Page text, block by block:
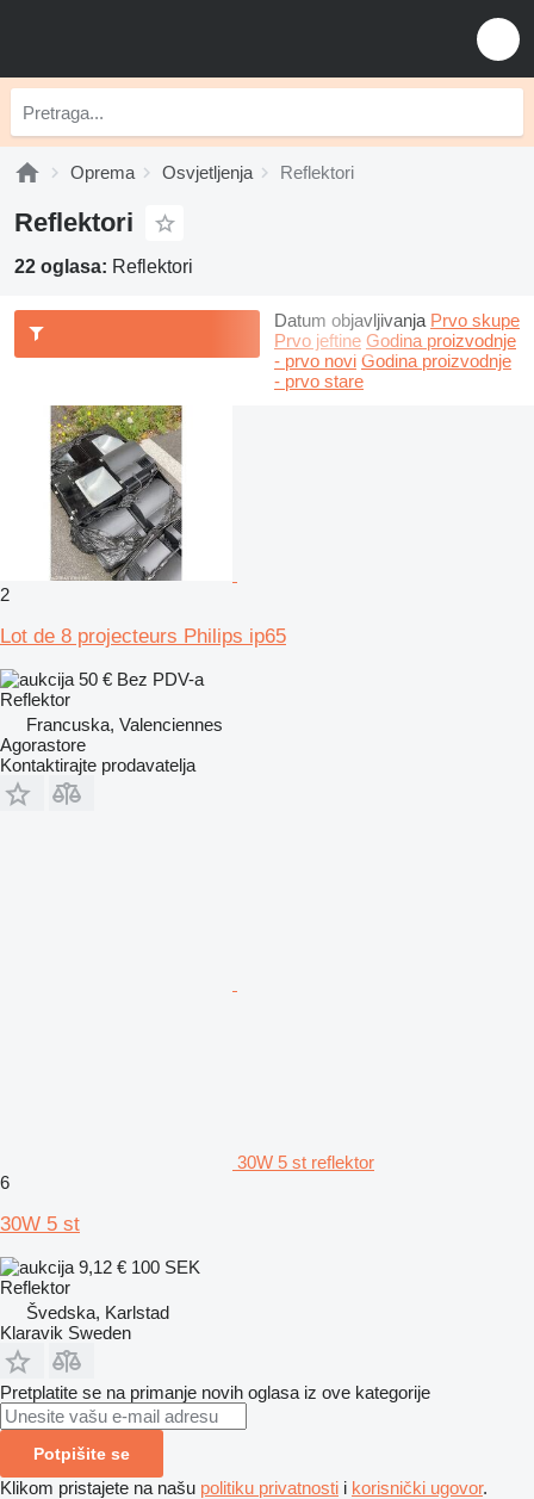
Oprema Osvjetljenja Reflektori
Reflektori
22 oglasa: Reflektori
Datum objavljivanja Prvo skupe
Prvo jeftine Godina proizvodnje
- prvo novi Godina proizvodnje
- prvo stare
2
Lot de 8 projecteurs Philips ip65
50 € Bez PDV-a
Reflektor
Francuska, Valenciennes
Agorastore
Kontaktirajte prodavatelja
30W 5 st reflektor
6
30W 5 st
9,12 € 100 SEK
Reflektor
Švedska, Karlstad
Klaravik Sweden
Pretplatite se na primanje novih oglasa iz ove kategorije
Potpišite se
Klikom pristajete na našu politiku privatnosti i korisnički ugovor.